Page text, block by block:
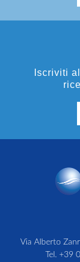
Iscriviti
Via Alberto
Tel. +39